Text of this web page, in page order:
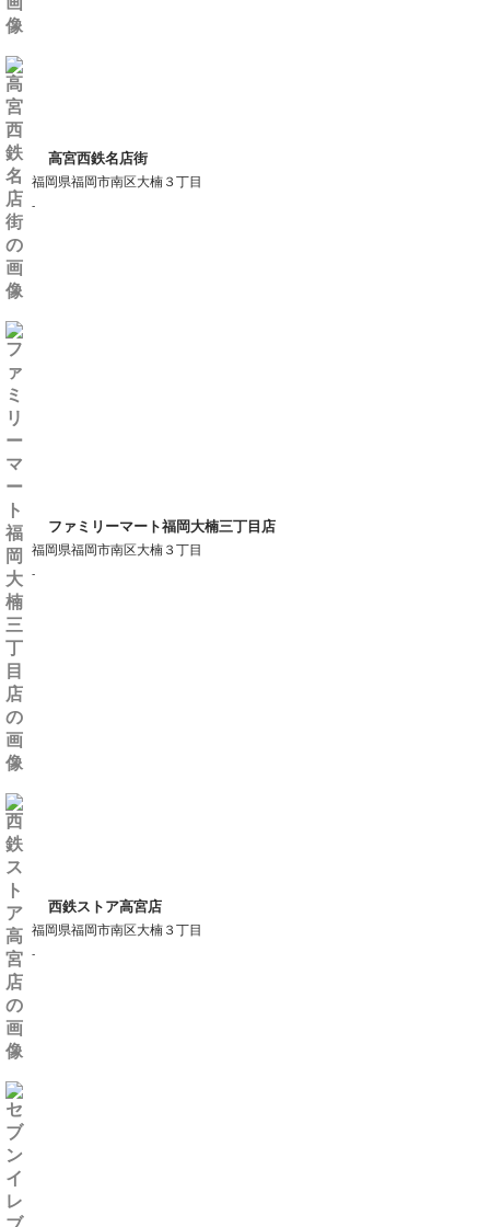
高宮西鉄名店街
福岡県福岡市南区大楠３丁目
-
ファミリーマート福岡大楠三丁目店
福岡県福岡市南区大楠３丁目
-
西鉄ストア高宮店
福岡県福岡市南区大楠３丁目
-